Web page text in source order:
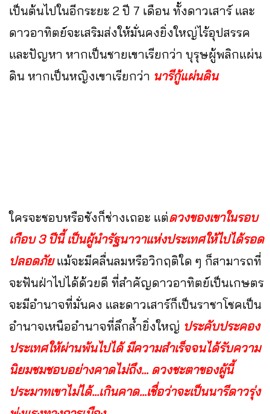
เป็นต้นไปในอีกระยะ 2 ปี 7 เดือน ทั้งดาวเสาร์ และ
ดาวอาทิตย์จะเสริมส่งให้มั่นคงยิ่งใหญ่ไร้อุปสรรค
และปัญหา หากเป็นชายเขาเรียกว่า บุรุษผู้พลิกแผ่น
ดิน หากเป็นหญิงเขาเรียกว่า นารีกู้แผ่นดิน
ใครจะชอบหรือชังก็ช่างเถอะ แต่ดวงของเขาในรอบ
เกือบ 3 ปีนี้ เป็นผู้นำรัฐนาวาแห่งประเทศให้ไปได้รอด
ปลอดภัยแม้จะมีคลื่นลมหรือวิกฤติใด ๆ ก็สามารถที่
จะฟันฝ่าไปได้ด้วยดี ที่สำคัญดาวอาทิตย์เป็นเกษตร
จะมีอำนาจที่มั่นคง และดาวเสาร์ก็เป็นราชาโชคเป็น
อำนาจเหนืออำนาจที่ลึกล้ำยิ่งใหญ่ ประคับประคอง
ประเทศให้ผ่านพ้นไปได้ มีความสำเร็จจนได้รับความ
นิยมชมชอบอย่างคาดไม่ถึง... ดวงชะตาของผู้นี้
ประมาทเขาไม่ได้...เกินคาด...เชื่อว่าจะเป็นนารีดาวรุ่ง